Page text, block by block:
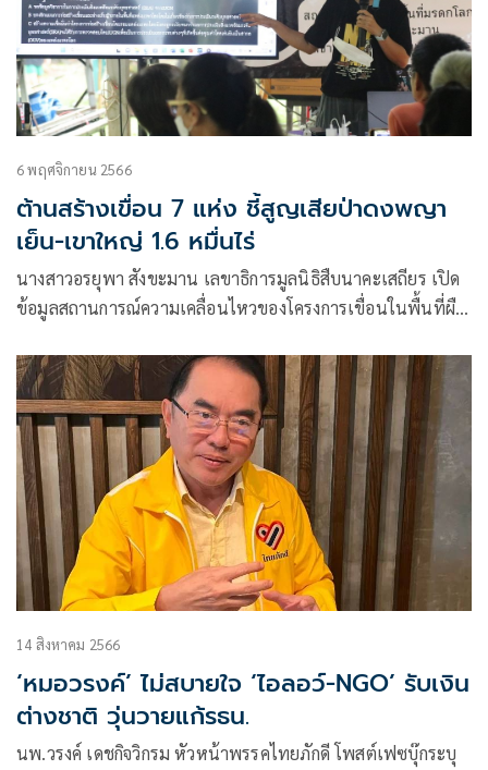
6 พฤศจิกายน 2566
ต้านสร้างเขื่อน 7 แห่ง ชี้สูญเสียป่าดงพญา
เย็น-เขาใหญ่ 1.6 หมื่นไร่
นางสาวอรยุพา สังขะมาน เลขาธิการมูลนิธิสืบนาคะเสถียร เปิด
ข้อมูลสถานการณ์ความเคลื่อนไหวของโครงการเขื่อนในพื้นที่ผืน
14 สิงหาคม 2566
‘หมอวรงค์’ ไม่สบายใจ ‘ไอลอว์-NGO’ รับเงิน
ต่างชาติ วุ่นวายแก้รธน.
นพ.วรงค์ เดชกิจวิกรม หัวหน้าพรรคไทยภักดี โพสต์เฟซบุ๊กระบุ